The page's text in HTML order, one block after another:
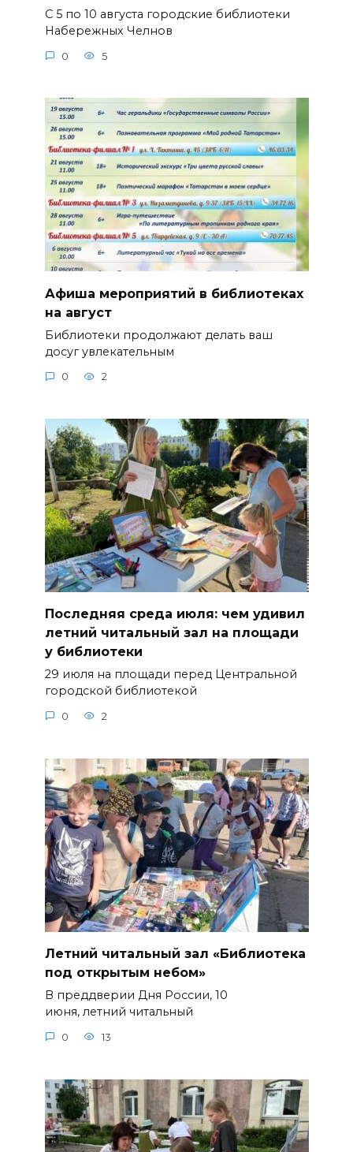
С 5 по 10 августа городские библиотеки
Набережных Челнов
0 5
Афиша мероприятий в библиотеках
на август
Библиотеки продолжают делать ваш
досуг увлекательным
0 2
Последняя среда июля: чем удивил
летний читальный зал на площади
у библиотеки
29 июля на площади перед Центральной
городской библиотекой
0 2
Летний читальный зал «Библиотека
под открытым небом»
В преддверии Дня России, 10
июня, летний читальный
0 13